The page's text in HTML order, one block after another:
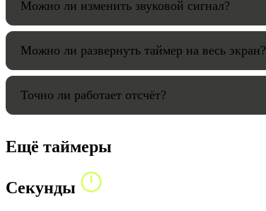
Можно ли изменить звуковой сигнал?
Можно ли развернуть таймер на весь экран?
Точно ли работает отсчёт?
Ещё таймеры
Секунды